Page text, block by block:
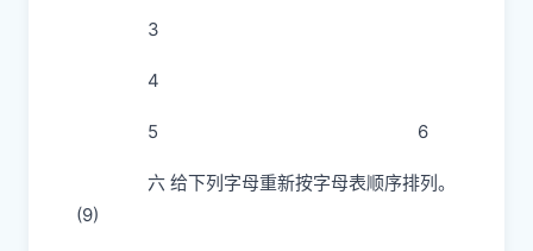
3
4
5 6
六 给下列字母重新按字母表顺序排列。
(9)